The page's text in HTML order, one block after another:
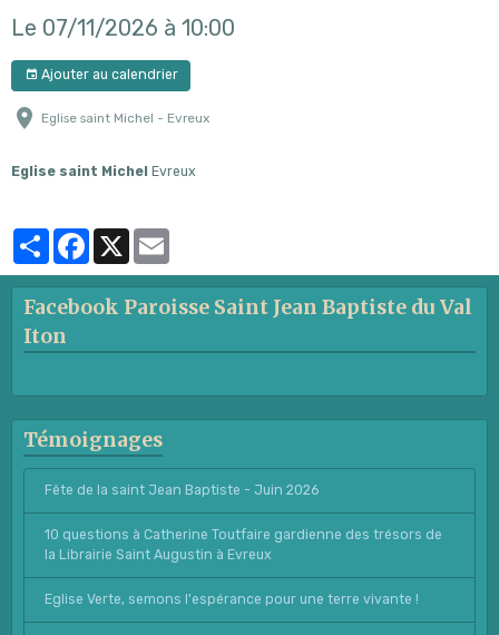
Le 07/11/2026 à 10:00
Ajouter au calendrier
Eglise saint Michel - Evreux
Eglise saint Michel Evreux
PartagerFacebook
X
Facebook Paroisse Saint Jean Baptiste du Val
Iton
Témoignages
Fête de la saint Jean Baptiste - Juin 2026
10 questions à Catherine Toutfaire gardienne des trésors de
la Librairie Saint Augustin à Evreux
Eglise Verte, semons l'espérance pour une terre vivante !